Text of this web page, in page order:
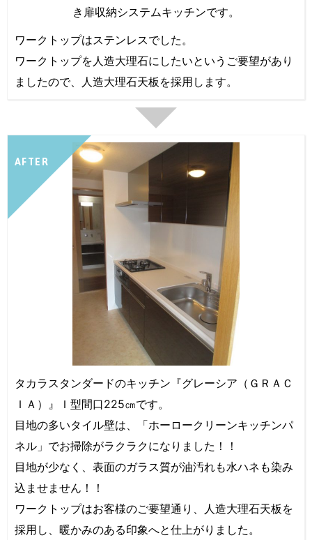
き扉収納システムキッチンです。
ワークトップはステンレスでした。
ワークトップを人造大理石にしたいというご要望があり
ましたので、人造大理石天板を採用します。
AFTER
タカラスタンダードのキッチン『グレーシア（ＧＲＡＣ
ＩＡ）』Ｉ型間口225㎝です。
目地の多いタイル壁は、「ホーロークリーンキッチンパ
ネル」でお掃除がラクラクになりました！！
目地が少なく、表面のガラス質が油汚れも水ハネも染み
込ませません！！
ワークトップはお客様のご要望通り、人造大理石天板を
採用し、暖かみのある印象へと仕上がりました。